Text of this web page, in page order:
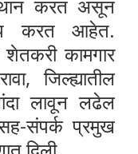
करत असून
करत आहेत.
कामगार
जिल्ह्यातील
लावून लढेल
सह-संपर्क प्रमुख